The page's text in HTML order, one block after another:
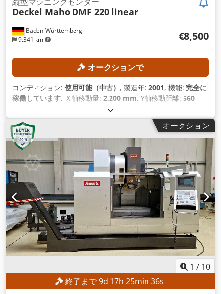
Baden-Württemberg
9,341 km
Deckel Maho DMF 220 linear
€8,500
オークションで
コンディション: 使用可能（中古） , 製造年: 2001, 機能: 完全に
稼働しています, Ｘ軸移動量: 2,200 mm, Y軸移動距離: 560
, コントローラモデル:
840D, 主軸回転速度（最大）:12,000 回転/分,
オークション
1 / 10
終了まで9d 17h 25min 34s